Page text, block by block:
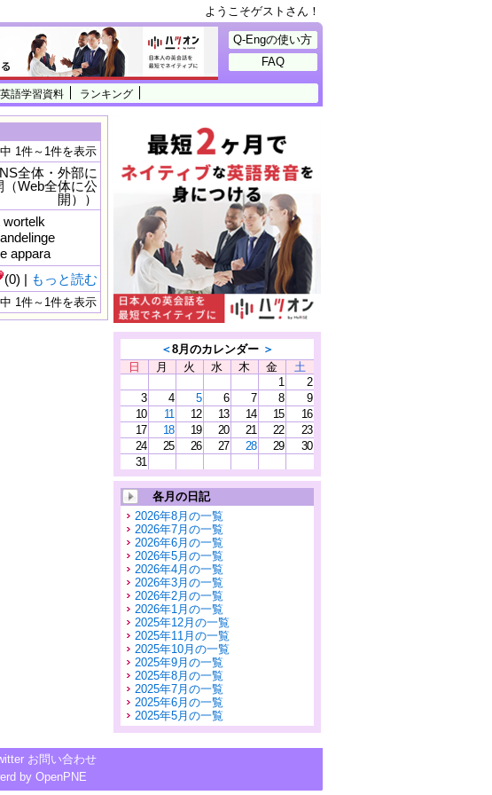
ようこそゲストさん！
英語学習資料 ランキング
Q-Engの使い方
FAQ
1件～1件を表示
全体・外部に
（Web全体に公
開））
wortelk
appara
(0) | もっと読む
1件～1件を表示
＜8月のカレンダー ＞
日
月 火 水 木 金
土
1
2
3
4 5 6 7 8
9
10
11 12 13 14 15
16
17
18 19 20 21 22
23
24
25 26 27 28 29
30
31
各月の日記
2026年8月の一覧
2026年7月の一覧
2026年6月の一覧
2026年5月の一覧
2026年4月の一覧
2026年3月の一覧
2026年2月の一覧
2026年1月の一覧
2025年12月の一覧
2025年11月の一覧
2025年10月の一覧
2025年9月の一覧
2025年8月の一覧
2025年7月の一覧
2025年6月の一覧
2025年5月の一覧
お問い合わせ
by OpenPNE